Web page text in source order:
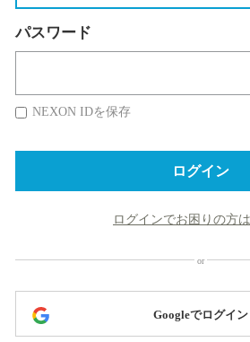
パスワード
NEXON IDを保存
ログイン
ログインでお困りの方
Googleでログイン